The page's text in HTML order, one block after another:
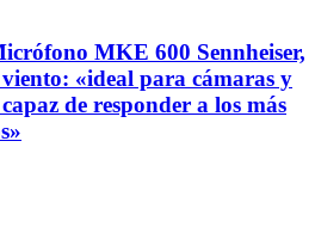
MKE 600 Sennheiser,
«ideal para cámaras y
de responder a los más